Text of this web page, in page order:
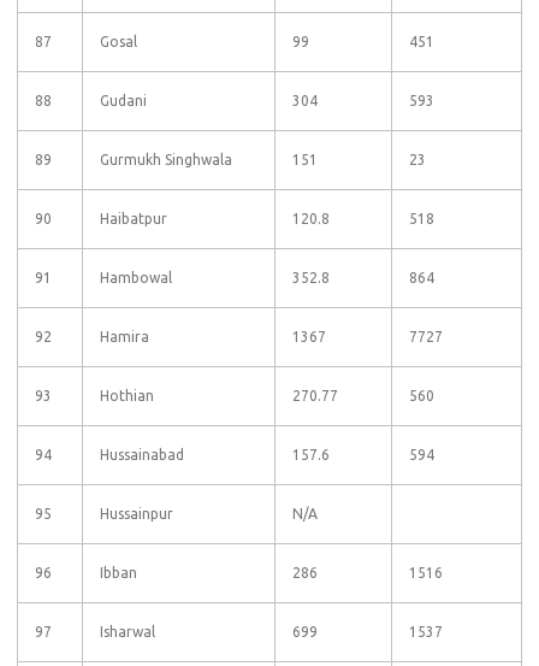
87 Gosal 99 451
88 Gudani 304 593
89 Gurmukh Singhwala 151 23
90 Haibatpur 120.8 518
91 Hambowal 352.8 864
92 Hamira 1367 7727
93 Hothian 270.77 560
94 Hussainabad 157.6 594
95 Hussainpur N/A
96 Ibban 286 1516
97 Isharwal 699 1537